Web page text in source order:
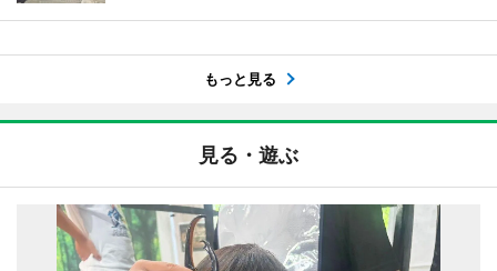
もっと見る
見る・遊ぶ